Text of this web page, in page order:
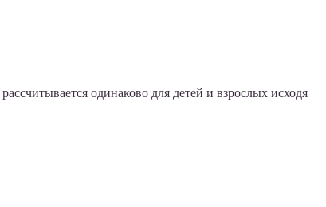
одинаково для детей и взрослых исходя